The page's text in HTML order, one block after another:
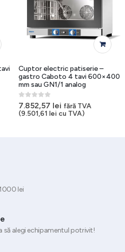
Cuptor electric patiserie –
gastro Caboto 4 tavi 600×400
mm sau GN1/1 analog
0out of 5
7.852,57 lei fără TVA
(9.501,61 lei cu TVA)
lei
să alegi echipamentul potrivit!